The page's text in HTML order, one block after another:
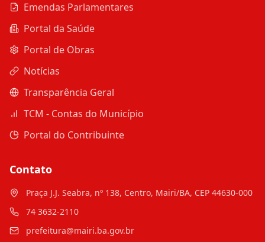
Emendas Parlamentares
Portal da Saúde
Portal de Obras
Notícias
Transparência Geral
TCM - Contas do Município
Portal do Contribuinte
Contato
Praça J.J. Seabra, nº 138, Centro, Mairi/BA, CEP 44630-000
74 3632-2110
prefeitura@mairi.ba.gov.br